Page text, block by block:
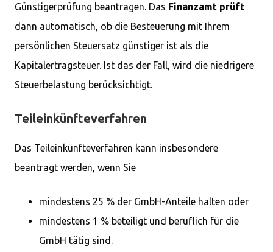
Günstigerprüfung beantragen. Das Finanzamt prüft
dann automatisch, ob die Besteuerung mit Ihrem
persönlichen Steuersatz günstiger ist als die
Kapitalertragsteuer. Ist das der Fall, wird die niedrigere
Steuerbelastung berücksichtigt.
Teileinkünfteverfahren
Das Teileinkünfteverfahren kann insbesondere
beantragt werden, wenn Sie
mindestens 25 % der GmbH-Anteile halten oder
mindestens 1 % beteiligt und beruflich für die
GmbH tätig sind.